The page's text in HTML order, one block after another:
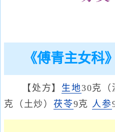
《傅青主女科
【处方】 生地30克（
克（土炒） 茯苓9克 人参